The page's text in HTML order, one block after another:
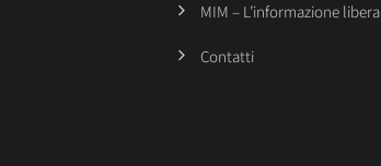
MIM – L’informazione libera
Contatti